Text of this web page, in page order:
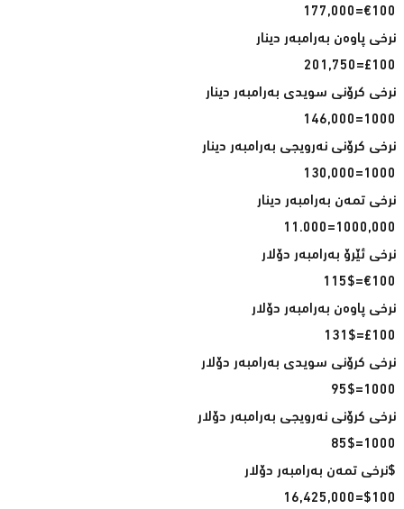
€100=177,000
£100=201,750
1000=146,000
1000=130,000
1000,000=11.000
€100=115$
£100=131$
1000=95$
1000=85$
$100=16,425,000